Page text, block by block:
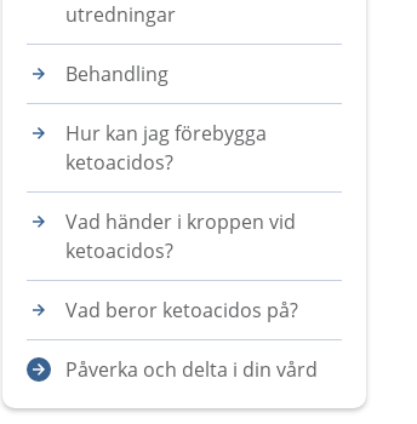
utredningar
Behandling
Hur kan jag förebygga
ketoacidos?
Vad händer i kroppen vid
ketoacidos?
Vad beror ketoacidos på?
Påverka och delta i din vård